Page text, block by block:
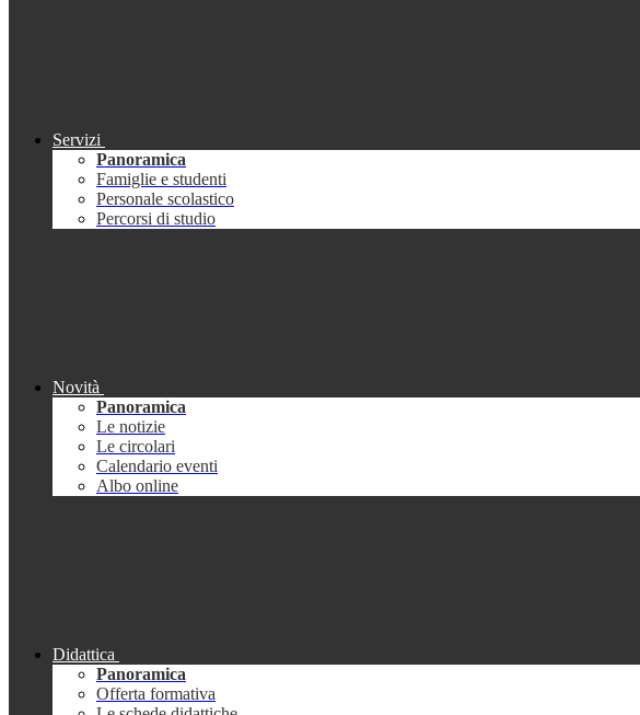
Servizi
Panoramica
Famiglie e studenti
Personale scolastico
Percorsi di studio
Novità
Panoramica
Le notizie
Le circolari
Calendario eventi
Albo online
Didattica
Panoramica
Offerta formativa